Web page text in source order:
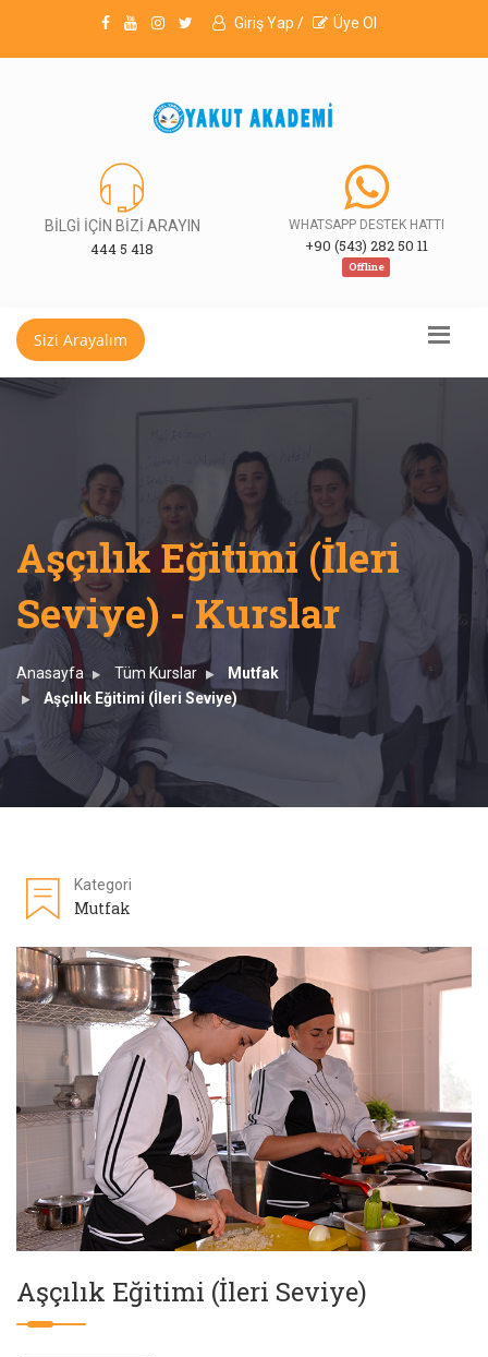
Giriş Yap / Üye Ol
BİLGİ İÇİN BİZİ ARAYIN
444 5 418
WHATSAPP DESTEK HATTI
+90 (543) 282 50 11
Offline
Sizi Arayalım
Aşçılık Eğitimi (İleri
Seviye) - Kurslar
Anasayfa Tüm Kurslar
Mutfak
Aşçılık Eğitimi (İleri Seviye)
Kategori
Mutfak
Aşçılık Eğitimi (İleri Seviye)